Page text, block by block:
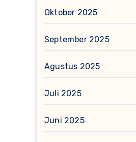
Oktober 2025
September 2025
Agustus 2025
Juli 2025
Juni 2025